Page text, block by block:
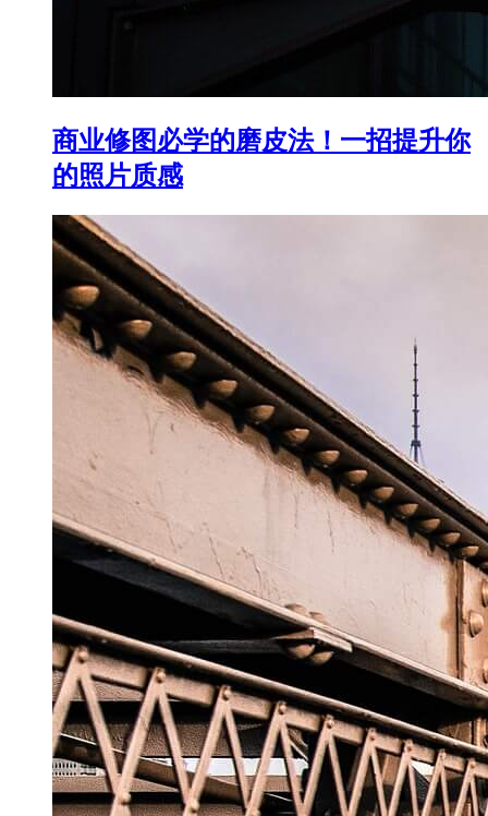
商业修图必学的磨皮法！一招提升你
的照片质感